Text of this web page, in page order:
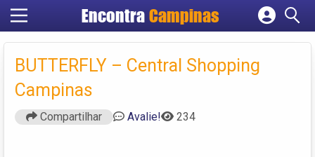
Encontra Campinas
Cadastrar empresa
Criar conta
BUTTERFLY – Central Shopping
Campinas
Compartilhar Avalie! 234